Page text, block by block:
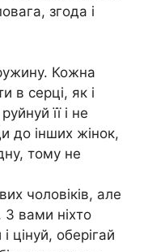
згода і
Кожна
в серці, як і
її і не
до інших жінок,
тому не
чоловіків, але
З вами ніхто
цінуй, оберігай